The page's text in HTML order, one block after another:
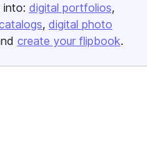
into: digital portfolios
digital photo
create your flipbook.